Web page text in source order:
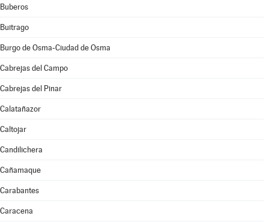
Buberos
Buitrago
Burgo de Osma-Ciudad de Osma
Cabrejas del Campo
Cabrejas del Pinar
Calatañazor
Caltojar
Candilichera
Cañamaque
Carabantes
Caracena